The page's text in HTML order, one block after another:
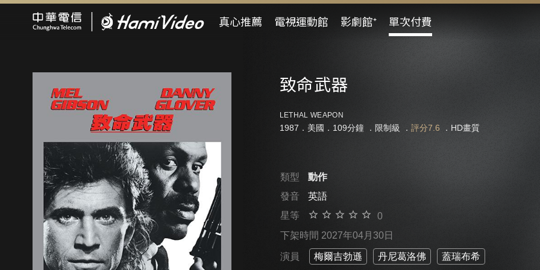
真心推薦 電視運動館 影劇館⁺ 單次付費
致命武器
LETHAL WEAPON
1987．美國．109分鐘 ． 限制級 ． 評分7.6 ．HD畫質
類型
動作
發音
英語
星等
0
下架時間 2027年04月30日
演員 梅爾吉勃遜 丹尼葛洛佛 蓋瑞布希